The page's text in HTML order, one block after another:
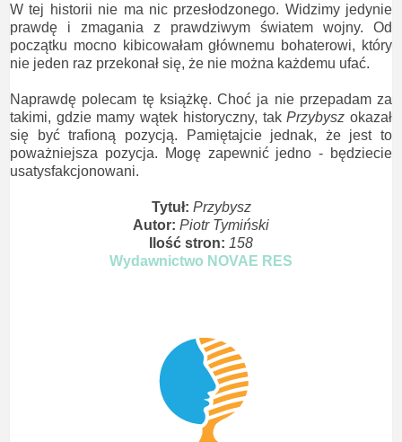
W tej historii nie ma nic przesłodzonego. Widzimy jedynie
prawdę i zmagania z prawdziwym światem wojny. Od
początku mocno kibicowałam głównemu bohaterowi, który
nie jeden raz przekonał się, że nie można każdemu ufać.
Naprawdę polecam tę książkę. Choć ja nie przepadam za
takimi, gdzie mamy wątek historyczny, takPrzybysz okazał
się być trafioną pozycją. Pamiętajcie jednak, że jest to
poważniejsza pozycja. Mogę zapewnić jedno - będziecie
usatysfakcjonowani.
Tytuł: Przybysz
Autor: Piotr Tymiński
Ilość stron: 158
Wydawnictwo NOVAE RES